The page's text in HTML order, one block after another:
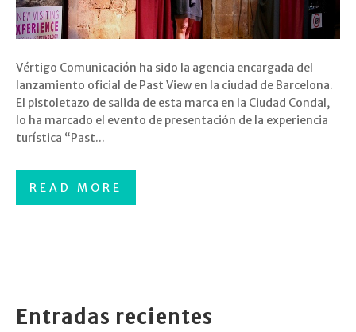
Vértigo Comunicación ha sido la agencia encargada del
lanzamiento oficial de Past View en la ciudad de Barcelona.
El pistoletazo de salida de esta marca en la Ciudad Condal,
lo ha marcado el evento de presentación de la experiencia
turística “Past...
READ MORE
Entradas recientes